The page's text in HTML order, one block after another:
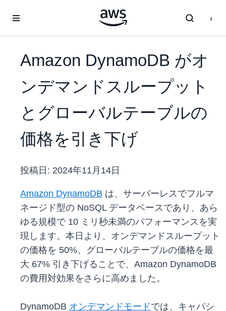
Amazon DynamoDB がオ
ンデマンドスループット
とグローバルテーブルの
価格を引き下げ
投稿日: 2024年11月14日
Amazon DynamoDB は、サーバーレスでフルマ
ネージド型の NoSQL データベースであり、あら
ゆる規模で 10 ミリ秒未満のパフォーマンスを実
現します。本日より、オンデマンドスループット
の価格を 50%、グローバルテーブルの価格を最
大 67% 引き下げることで、Amazon DynamoDB
の費用対効果をさらに高めました。
DynamoDB オンデマンドモードでは、キャパシ